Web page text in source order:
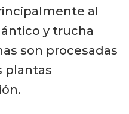
al
y trucha
son procesadas
plantas